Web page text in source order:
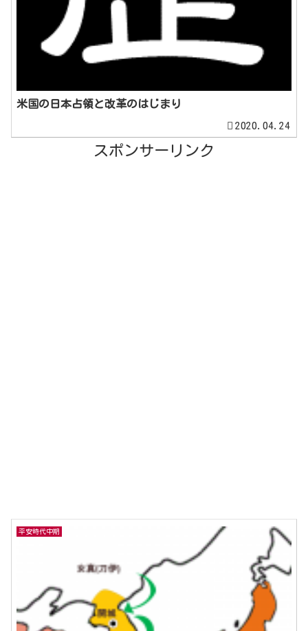
米国の日本占領と改革のはじまり
2020.04.24
スポンサーリンク
平安時代中期